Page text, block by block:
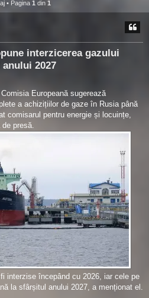
• Pagina 1 din 1
interzicerea gazului
2027
Europeană sugerează
a achizițiilor de gaze în Rusia până
comisarul pentru energie și locuințe,
de presă.
interzise începând cu 2026, iar cele pe
la sfârșitul anului 2027, a menționat el.